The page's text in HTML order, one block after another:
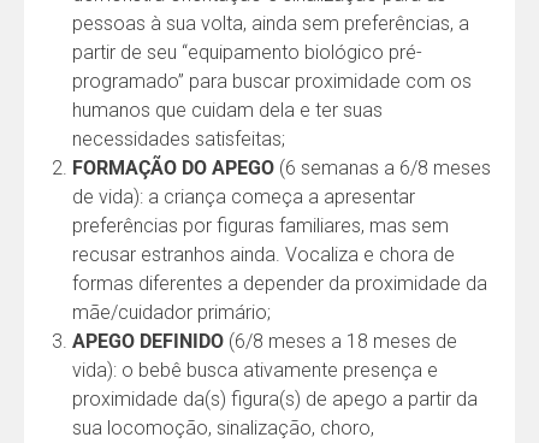
pessoas à sua volta, ainda sem preferências, a
partir de seu “equipamento biológico pré-
programado” para buscar proximidade com os
humanos que cuidam dela e ter suas
necessidades satisfeitas;
FORMAÇÃO DO APEGO (6 semanas a 6/8 meses
de vida): a criança começa a apresentar
preferências por figuras familiares, mas sem
recusar estranhos ainda. Vocaliza e chora de
formas diferentes a depender da proximidade da
mãe/cuidador primário;
APEGO DEFINIDO (6/8 meses a 18 meses de
vida): o bebê busca ativamente presença e
proximidade da(s) figura(s) de apego a partir da
sua locomoção, sinalização, choro,